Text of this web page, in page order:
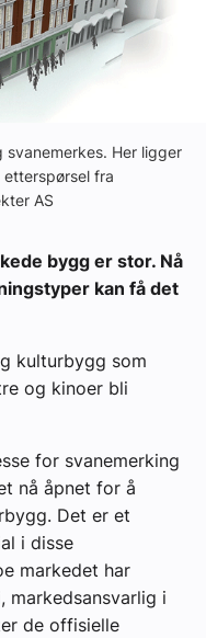
Her ligger
fra
AS
bygg er stor. Nå
kan få det
kulturbygg som
og kinoer bli
for svanemerking
nå åpnet for å
Det er et
i disse
markedet har
markedsansvarlig i
de offisielle